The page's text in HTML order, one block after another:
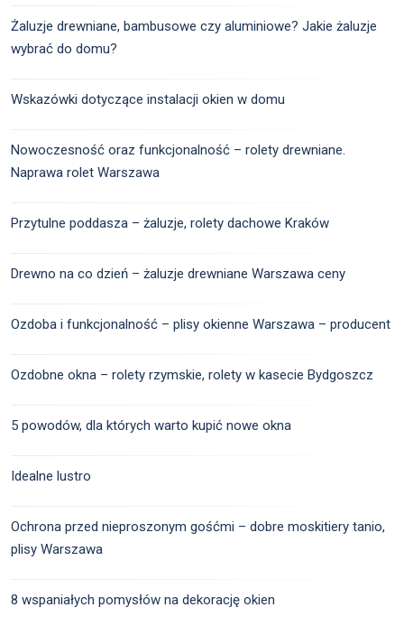
Żaluzje drewniane, bambusowe czy aluminiowe? Jakie żaluzje
wybrać do domu?
Wskazówki dotyczące instalacji okien w domu
Nowoczesność oraz funkcjonalność – rolety drewniane.
Naprawa rolet Warszawa
Przytulne poddasza – żaluzje, rolety dachowe Kraków
Drewno na co dzień – żaluzje drewniane Warszawa ceny
Ozdoba i funkcjonalność – plisy okienne Warszawa – producent
Ozdobne okna – rolety rzymskie, rolety w kasecie Bydgoszcz
5 powodów, dla których warto kupić nowe okna
Idealne lustro
Ochrona przed nieproszonym gośćmi – dobre moskitiery tanio,
plisy Warszawa
8 wspaniałych pomysłów na dekorację okien